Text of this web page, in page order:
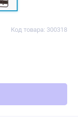
Код товара: 300318